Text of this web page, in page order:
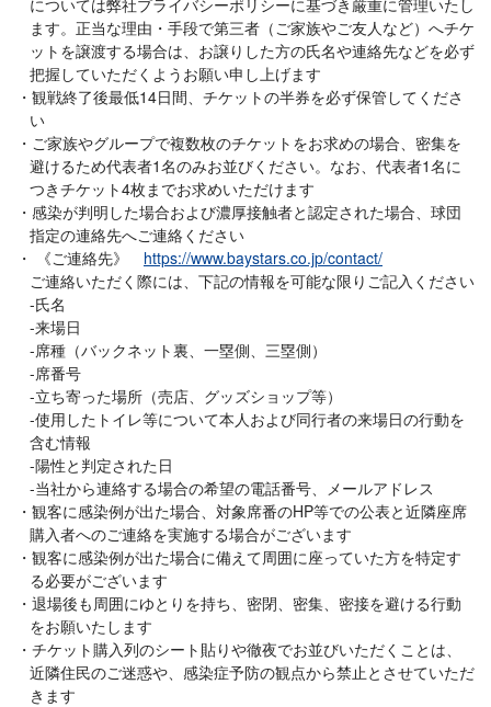
ます。正当な理由・手段で第三者（ご家族やご友人など）へチケ
ットを譲渡する場合は、お譲りした方の氏名や連絡先などを必ず
把握していただくようお願い申し上げます
観戦終了後最低14日間、チケットの半券を必ず保管してくださ
い
ご家族やグループで複数枚のチケットをお求めの場合、密集を
避けるため代表者1名のみお並びください。なお、代表者1名に
つきチケット4枚までお求めいただけます
感染が判明した場合および濃厚接触者と認定された場合、球団
指定の連絡先へご連絡ください
《ご連絡先》 https://www.baystars.co.jp/contact/
ご連絡いただく際には、下記の情報を可能な限りご記入ください
-氏名
-来場日
-席種（バックネット裏、一塁側、三塁側）
-席番号
-立ち寄った場所（売店、グッズショップ等）
-使用したトイレ等について本人および同行者の来場日の行動を
含む情報
-陽性と判定された日
-当社から連絡する場合の希望の電話番号、メールアドレス
観客に感染例が出た場合、対象席番のHP等での公表と近隣座席
購入者へのご連絡を実施する場合がございます
観客に感染例が出た場合に備えて周囲に座っていた方を特定す
る必要がございます
退場後も周囲にゆとりを持ち、密閉、密集、密接を避ける行動
をお願いたします
チケット購入列のシート貼りや徹夜でお並びいただくことは、
近隣住民のご迷惑や、感染症予防の観点から禁止とさせていただ
きます